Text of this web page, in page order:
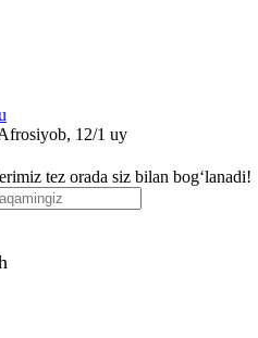
12/1 uy
tez orada siz bilan bog‘lanadi!